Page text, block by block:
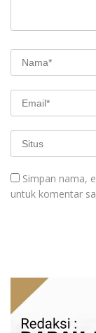
Simpan nama,
untuk komentar